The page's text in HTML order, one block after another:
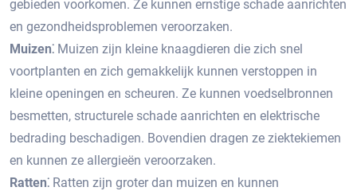
gebieden voorkomen. Ze kunnen ernstige schade aanrichten
en gezondheidsproblemen veroorzaken.
Muizen⁚ Muizen zijn kleine knaagdieren die zich snel
voortplanten en zich gemakkelijk kunnen verstoppen in
kleine openingen en scheuren.​ Ze kunnen voedselbronnen
besmetten, structurele schade aanrichten en elektrische
bedrading beschadigen.​ Bovendien dragen ze ziektekiemen
en kunnen ze allergieën veroorzaken.​
Ratten⁚ Ratten zijn groter dan muizen en kunnen